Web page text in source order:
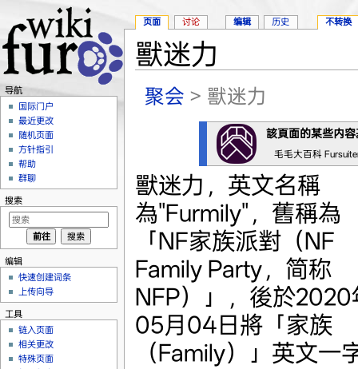
獸迷力
聚会 > 獸迷力
該頁面的某些内
毛毛大百科
獸迷力，英文名稱
為"Furmily"，舊稱為
「NF家族派對（NF
Family Party，简称
NFP）」，後於2020
05月04日將「家族
（Family）」英文一
页面 讨论 编辑 历史 不转换
导航
国际门户
最近更改
随机页面
方针指引
帮助
群聊
搜索
编辑
快速创建词条
上传向导
工具
链入页面
相关更改
特殊页面